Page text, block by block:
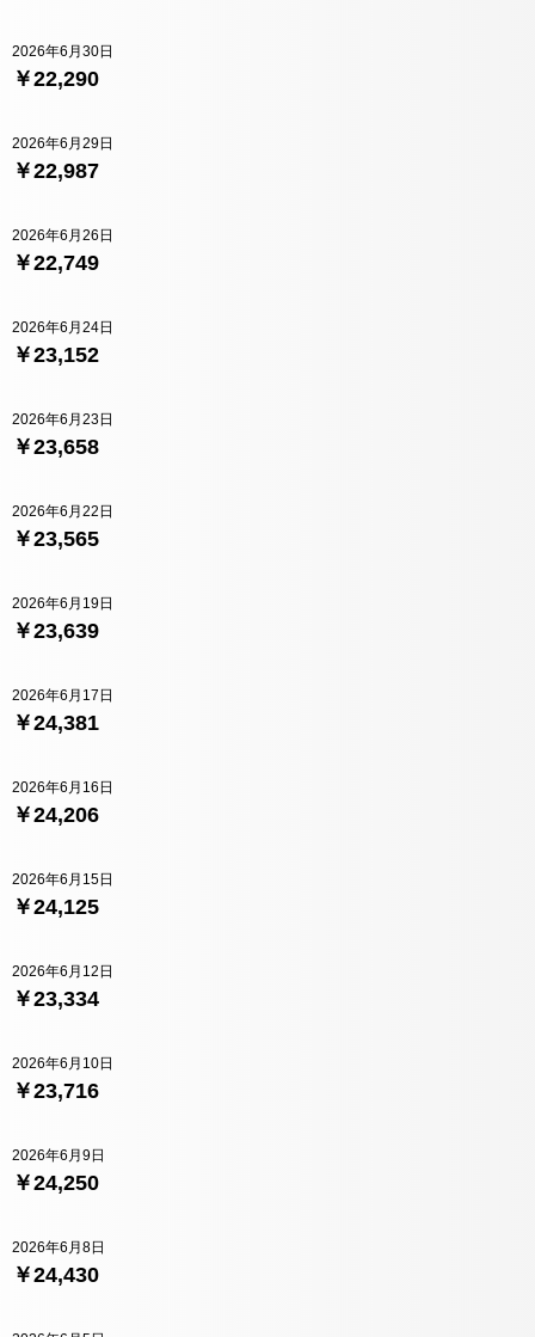
￥22,290
2026年6月30日
￥22,987
2026年6月29日
￥22,749
2026年6月26日
￥23,152
2026年6月24日
￥23,658
2026年6月23日
￥23,565
2026年6月22日
￥23,639
2026年6月19日
￥24,381
2026年6月17日
￥24,206
2026年6月16日
￥24,125
2026年6月15日
￥23,334
2026年6月12日
￥23,716
2026年6月10日
￥24,250
2026年6月9日
￥24,430
2026年6月8日